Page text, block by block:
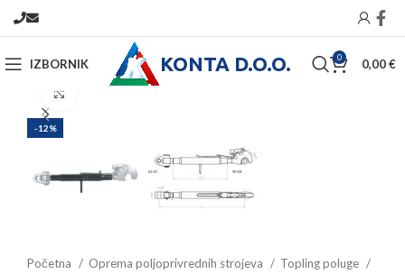
IZBORNIK KONTA D.O.O. 0 0,00€
-12%
Početna Oprema poljoprivrednih strojeva
Topling poluge